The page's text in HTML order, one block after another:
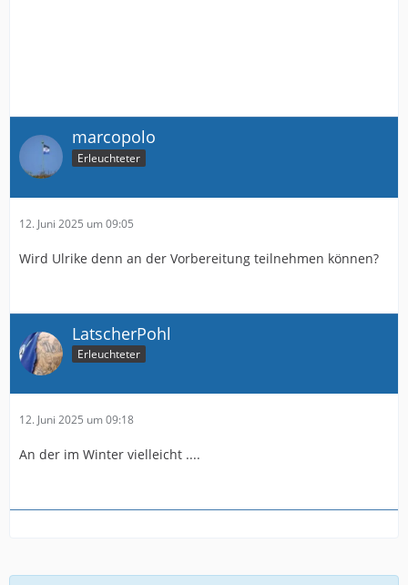
marcopolo
Erleuchteter
12. Juni 2025 um 09:05
Wird Ulrike denn an der Vorbereitung teilnehmen können?
LatscherPohl
Erleuchteter
12. Juni 2025 um 09:18
An der im Winter vielleicht ....